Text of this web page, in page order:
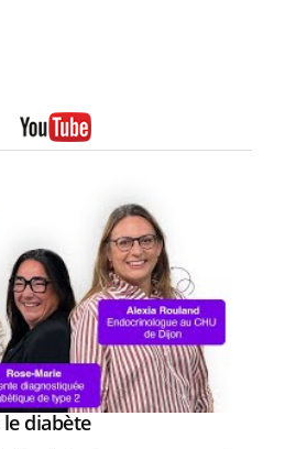
le diabèteYoutube